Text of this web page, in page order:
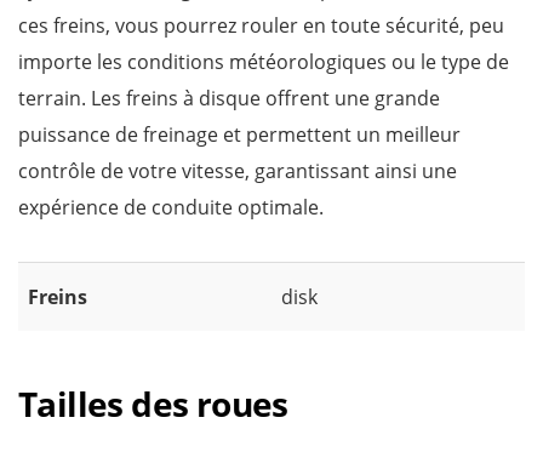
ces freins, vous pourrez rouler en toute sécurité, peu
importe les conditions météorologiques ou le type de
terrain. Les freins à disque offrent une grande
puissance de freinage et permettent un meilleur
contrôle de votre vitesse, garantissant ainsi une
expérience de conduite optimale.
Freins disk
Tailles des roues